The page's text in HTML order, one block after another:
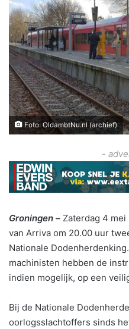
Foto: OldambtNu.nl (archief)
-
Groningen – Zaterdag 4
van Arriva om 20.00 uur
Nationale
machinisten hebben de
indien mogelijk, op een
Bij de Nationale
oorlogsslachtoffers sinds